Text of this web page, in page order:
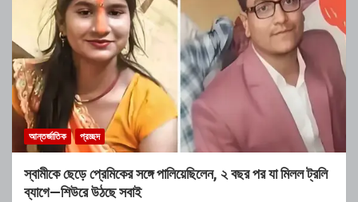
আন্তর্জাতিক প্রচ্ছদ
স্বামীকে ছেড়ে প্রেমিকের সঙ্গে পালিয়েছিলেন, ২ বছর পর যা মিলল ট্রলি
ব্যাগে—শিউরে উঠছে সবাই